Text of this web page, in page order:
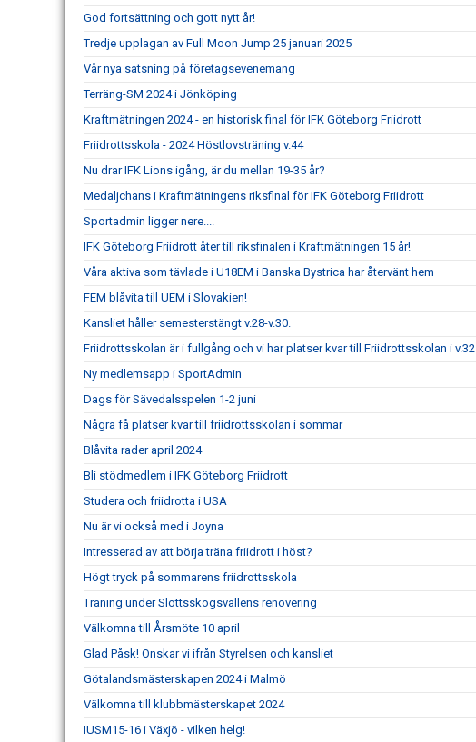
God fortsättning och gott nytt år!
Tredje upplagan av Full Moon Jump 25 januari 2025
Vår nya satsning på företagsevenemang
Terräng-SM 2024 i Jönköping
Kraftmätningen 2024 - en historisk final för IFK Göteborg Friidrott
Friidrottsskola - 2024 Höstlovsträning v.44
Nu drar IFK Lions igång, är du mellan 19-35 år?
Medaljchans i Kraftmätningens riksfinal för IFK Göteborg Friidrott
Sportadmin ligger nere....
IFK Göteborg Friidrott åter till riksfinalen i Kraftmätningen 15 år!
Våra aktiva som tävlade i U18EM i Banska Bystrica har återvänt hem
FEM blåvita till UEM i Slovakien!
Kansliet håller semesterstängt v.28-v.30.
Friidrottsskolan är i fullgång och vi har platser kvar till Friidrottsskolan i v.32
Ny medlemsapp i SportAdmin
Dags för Sävedalsspelen 1-2 juni
Några få platser kvar till friidrottsskolan i sommar
Blåvita rader april 2024
Bli stödmedlem i IFK Göteborg Friidrott
Studera och friidrotta i USA
Nu är vi också med i Joyna
Intresserad av att börja träna friidrott i höst?
Högt tryck på sommarens friidrottsskola
Träning under Slottsskogsvallens renovering
Välkomna till Årsmöte 10 april
Glad Påsk! Önskar vi ifrån Styrelsen och kansliet
Götalandsmästerskapen 2024 i Malmö
Välkomna till klubbmästerskapet 2024
IUSM15-16 i Växjö - vilken helg!